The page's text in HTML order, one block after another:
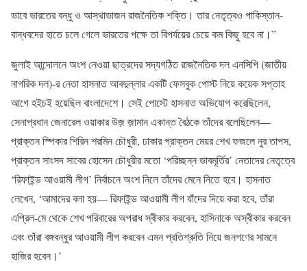
ভাবে ভারতের বন্ধু ও আস্থাভাজন রাজনৈতিক শক্তি। তার নেতৃত্বও পাকিস্তান-
বান্ধবদের হাতে চলে গেলে ভারতের পক্ষে তা বিপর্যয়ের চেয়ে কম কিছু হবে না।”
জুলাই আন্দোলনে অংশ নেওয়া ছাত্রদের সদ্যগঠিত রাজনৈতিক দল এনসিপি (জাতীয়
নাগরিক দল)-র নেতা হাসনাত আবদুল্লার একটি ফেসবুক পোস্ট নিয়ে কয়েক সপ্তাহ
আগে হইচই হয়েছিল বাংলাদেশে। সেই পোস্টে হাসনাত অভিযোগ করেছিলেন,
সেনাপ্রধান জেনারেল ওয়াকার উজ় জ়ামান একান্ত বৈঠকে তাঁদের বলেছিলেন—
প্রাক্তন স্পিকার শিরিন শরমিন চৌধুরী, ঢাকার প্রাক্তন মেয়র শেখ ফজলে নুর তাপস,
প্রাক্তন সাংসদ সাবের হোসেন চৌধুরীর মতো ‘পরিচ্ছন্ন ভাবমূর্তির’ নেতাদের নেতৃত্বে
‘রিফাইন্ড আওয়ামী লীগ’ নির্বাচনে অংশ নিলে তাঁদের মেনে নিতে হবে। হাসনাত
লেখেন, ‘আমাদের বলা হয়— রিফাইন্ড আওয়ামী লীগ যাঁদের দিয়ে করা হবে, তাঁরা
এপ্রিল-মে থেকে শেখ পরিবারের অপরাধ স্বীকার করবেন, হাসিনাকে অস্বীকার করবেন
এবং তাঁরা বঙ্গবন্ধুর আওয়ামী লীগ করবেন এমন প্রতিশ্রুতি নিয়ে জনগণের সামনে
হাজির হবেন।’